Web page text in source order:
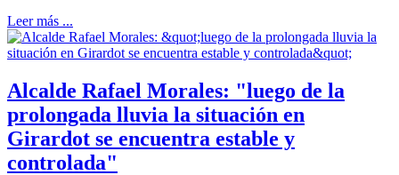
Leer más ...
Alcalde Rafael Morales: "luego de la
prolongada lluvia la situación en
Girardot se encuentra estable y
controlada"